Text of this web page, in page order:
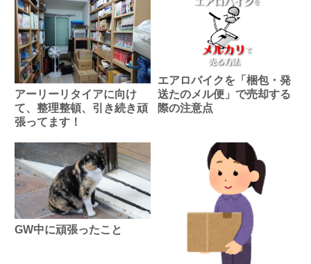
アーリーリタイアに向け
て、整理整頓、引き続き頑
張ってます！
エアロバイクを「梱包・発
送たのメル便」で売却する
際の注意点
GW中に頑張ったこと